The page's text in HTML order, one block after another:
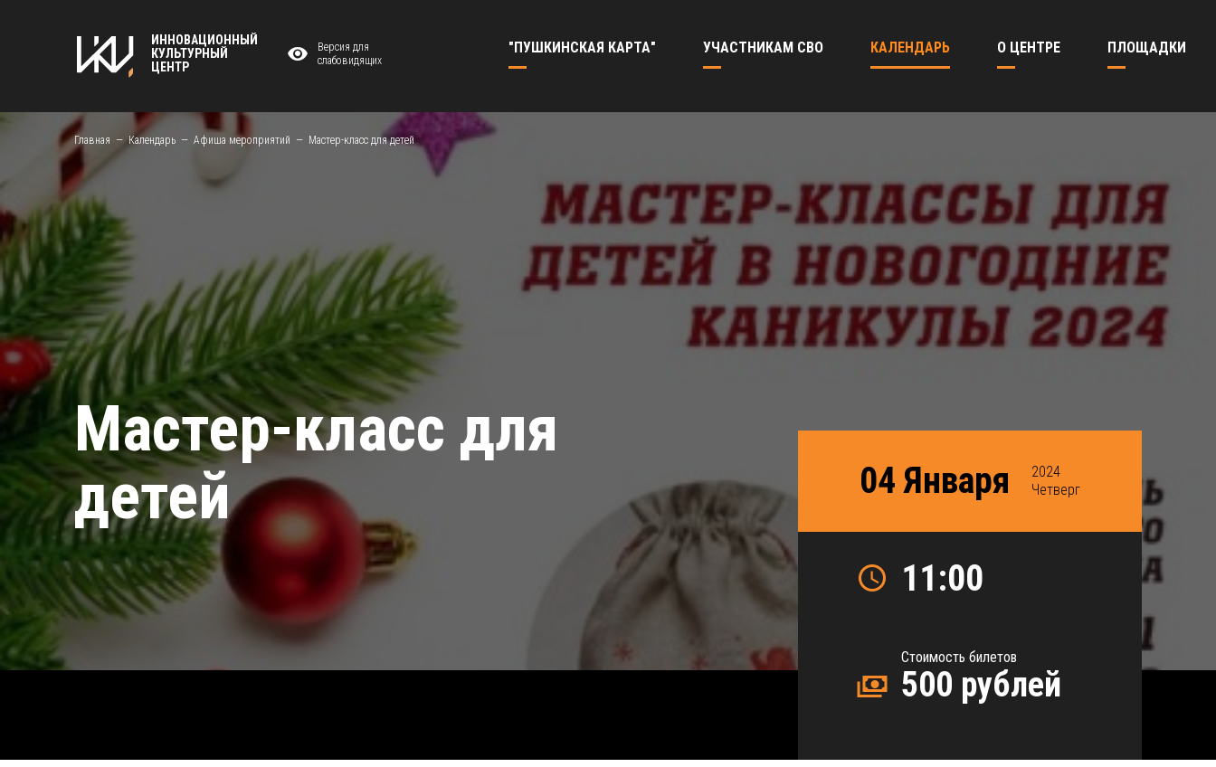
ИННОВАЦИОННЫЙ
КУЛЬТУРНЫЙ
ЦЕНТР
Версия для
слабовидящих
"ПУШКИНСКАЯ КАРТА" УЧАСТНИКАМ СВО КАЛЕНДАРЬ О ЦЕНТРЕ ПЛОЩАДКИ
Главная Календарь Афиша мероприятий Мастер-класс для детей
Мастер-класс для
детей
04 Января
2024
Четверг
11:00
Стоимость билетов
500 рублей